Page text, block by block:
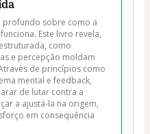
profundo sobre como a
Este livro revela,
como
e percepção moldam
de princípios como
mental e feedback,
de lutar contra a
a ajustá-la na origem,
em consequência